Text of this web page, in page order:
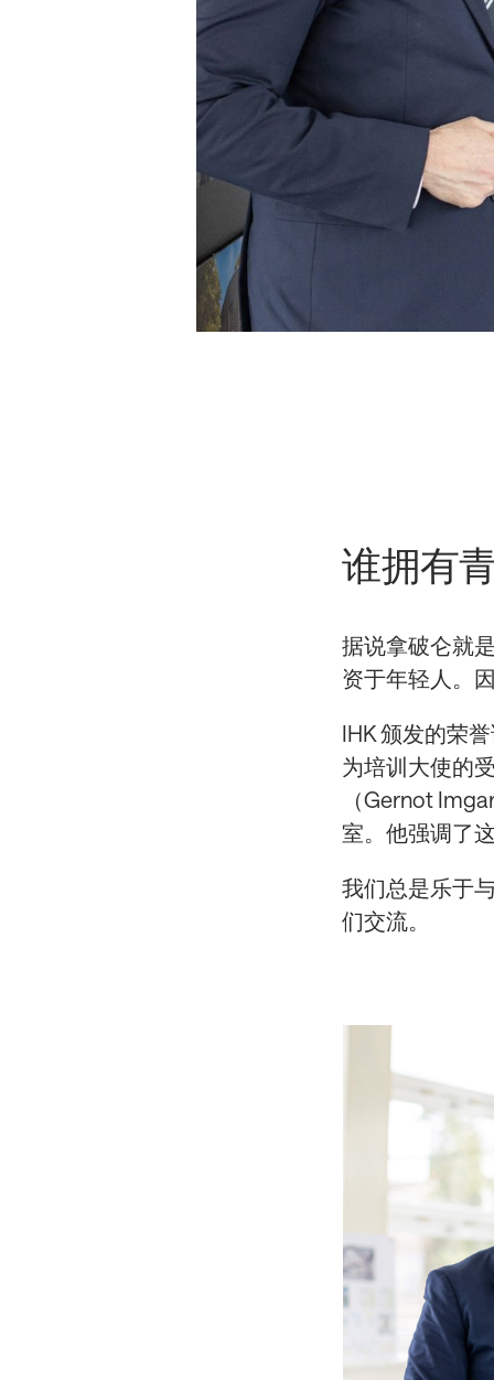
谁拥有
据说拿破仑就
资于年轻人。
IHK 颁发的荣
为培训大使的
（Gernot
室。他强调了
我们总是乐于
们交流。